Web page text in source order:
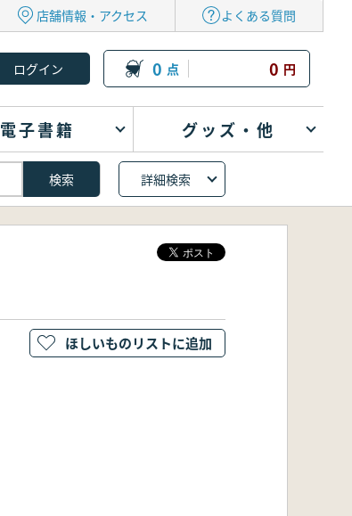
店舗情報・アクセス よくある質問
0 点 0 円
電子書籍 グッズ・他
詳細検索
ほしいものリストに追加